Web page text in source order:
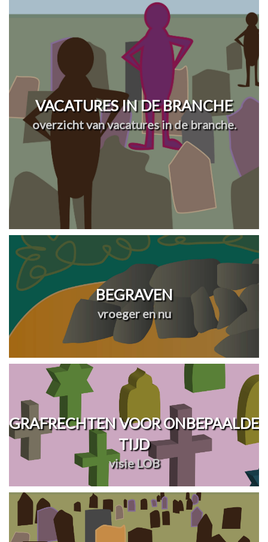
VACATURES IN DE BRANCHE
overzicht van vacatures in de branche.
BEGRAVEN
vroeger en nu
GRAFRECHTEN VOOR ONBEPAALDE
TIJD
visie LOB